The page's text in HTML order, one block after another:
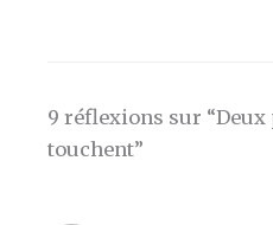
9 réflexions sur “Deux
touchent”